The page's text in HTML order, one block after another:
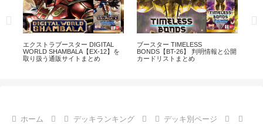
エクストラブースター DIGITAL
WORLD SHAMBALA【EX-12】を
取り扱う通販サイトまとめ
ブースター TIMELESS
BONDS【BT-26】 判明情報と公開
カードリストまとめ
ホーム デッキランキング
デッキ別ページ